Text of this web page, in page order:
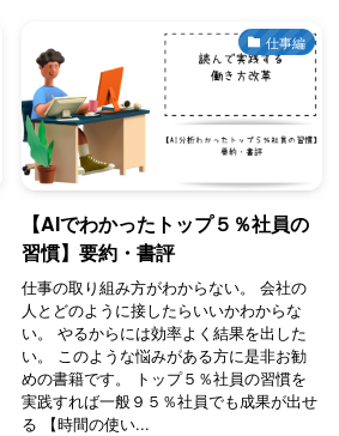
仕事編
【AIでわかったトップ５％社員の
習慣】要約・書評
仕事の取り組み方がわからない。 会社の
人とどのように接したらいいかわからな
い。 やるからには効率よく結果を出した
い。 このような悩みがある方に是非お勧
めの書籍です。 トップ５％社員の習慣を
実践すれば一般９５％社員でも成果が出せ
る 【時間の使い...